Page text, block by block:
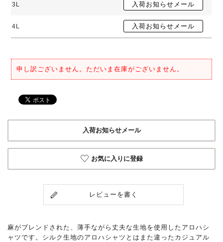
3L
4L
申し訳ございません。ただいま在庫がございません。
入荷お知らせメール
お気に入りに登録
レビューを書く
麻がブレンドされた、薄手ながら丈夫な生地を使用したアロハシ
ャツです。シルク生地のアロハシャツとはまた違ったカジュアル